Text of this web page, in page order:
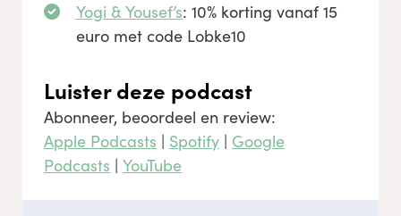
Yogi & Yousef’s: 10% korting vanaf 15
euro met code Lobke10
Luister deze podcast
Abonneer, beoordeel en review:
Apple Podcasts | Spotify | Google
Podcasts | YouTube